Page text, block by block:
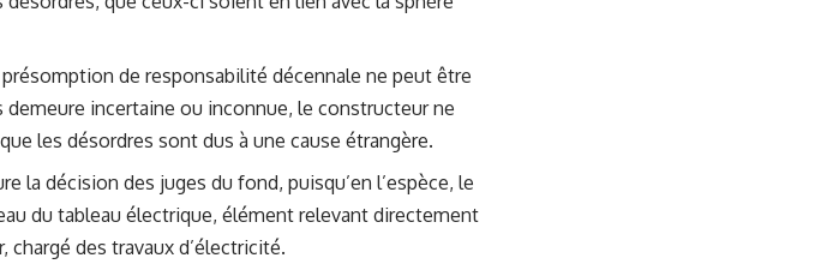
de responsabilité décennale ne peut être
incertaine ou inconnue, le constructeur ne
les désordres sont dus à une cause étrangère.
la décision des juges du fond, puisqu’en l’espèce, le
du tableau électrique, élément relevant directement
chargé des travaux d’électricité.